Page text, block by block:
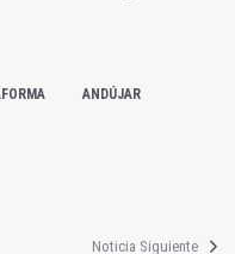
ANDÚJAR
Noticia Siguiente